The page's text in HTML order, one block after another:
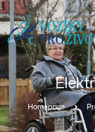
Homepage